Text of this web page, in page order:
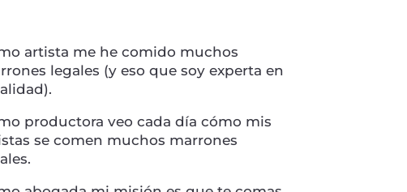
artista me he comido muchos
legales (y eso que soy experta en
productora veo cada día cómo mis
se comen muchos marrones